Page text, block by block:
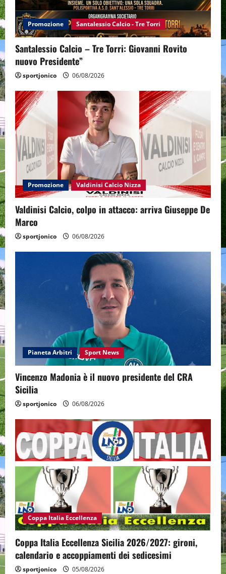
Promozione Santalessio Calcio - Tre Torri
Santalessio Calcio – Tre Torri: Giovanni Rovito
nuovo Presidente”
sportjonico 06/08/2026
Promozione Valdinisi Calcio Nizza
Valdinisi Calcio, colpo in attacco: arriva Giuseppe De
Marco
sportjonico 06/08/2026
Pianeta Arbitri Sport News
Vincenzo Madonia è il nuovo presidente del CRA
Sicilia
sportjonico 06/08/2026
Coppa Italia Eccellenza
Coppa Italia Eccellenza Sicilia 2026/2027: gironi,
calendario e accoppiamenti dei sedicesimi
sportjonico 05/08/2026